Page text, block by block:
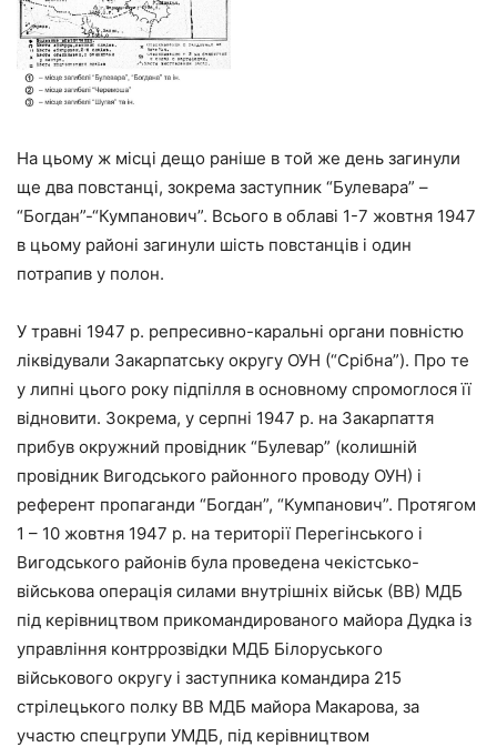
На цьому ж місці дещо раніше в той же день загинули
ще два повстанці, зокрема заступник “Булевара” –
“Богдан”-“Кумпанович”. Всього в облаві 1-7 жовтня 1947
в цьому районі загинули шість повстанців і один
потрапив у полон.
У травні 1947 р. репресивно-каральні органи повністю
ліквідували Закарпатську округу ОУН (“Срібна”). Про те
у липні цього року підпілля в основному спромоглося її
відновити. Зокрема, у серпні 1947 р. на Закарпаття
прибув окружний провідник “Булевар” (колишній
провідник Вигодського районного проводу ОУН) і
референт пропаганди “Богдан”, “Кумпанович”. Протягом
1 – 10 жовтня 1947 р. на території Перегінського і
Вигодського районів була проведена чекістсько-
військова операція силами внутрішніх військ (ВВ) МДБ
під керівництвом прикомандированого майора Дудка із
управління контррозвідки МДБ Білоруського
військового округу і заступника командира 215
стрілецького полку ВВ МДБ майора Макарова, за
участю спецгрупи УМДБ, під керівництвом